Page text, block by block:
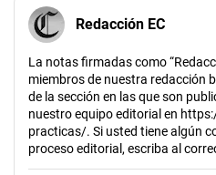
Redacción EC
La notas firmadas como
miembros de nuestra redacción
de la sección en las que son
nuestro equipo editorial en
practicas/. Si usted tiene algún
proceso editorial, escriba al